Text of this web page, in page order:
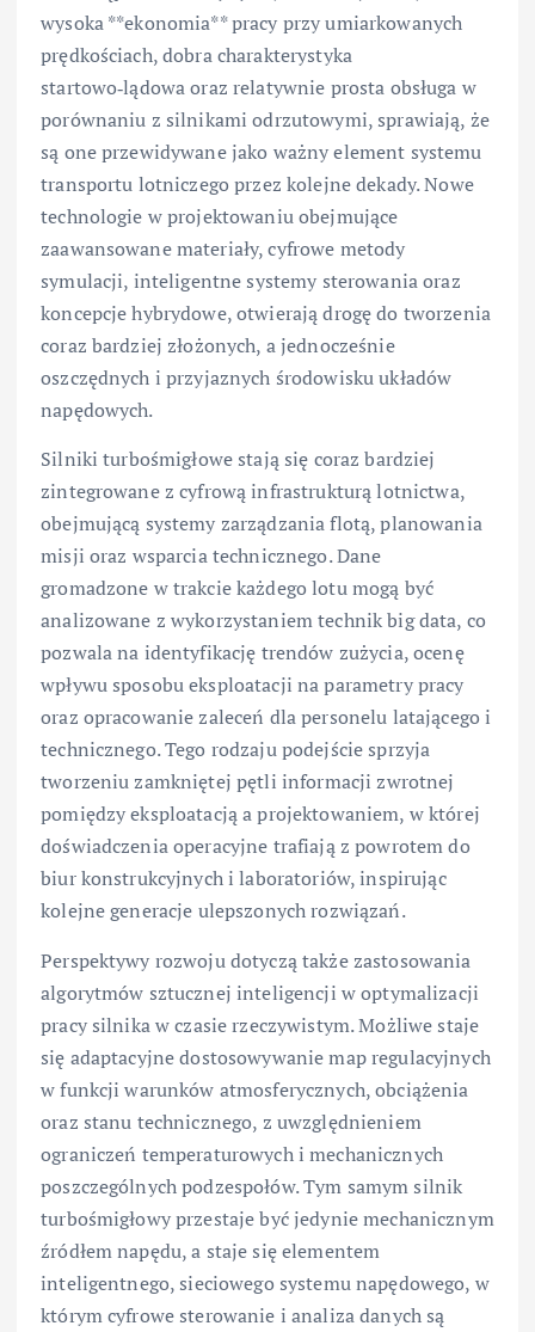
wysoka **ekonomia** pracy przy umiarkowanych
prędkościach, dobra charakterystyka
startowo‑lądowa oraz relatywnie prosta obsługa w
porównaniu z silnikami odrzutowymi, sprawiają, że
są one przewidywane jako ważny element systemu
transportu lotniczego przez kolejne dekady. Nowe
technologie w projektowaniu obejmujące
zaawansowane materiały, cyfrowe metody
symulacji, inteligentne systemy sterowania oraz
koncepcje hybrydowe, otwierają drogę do tworzenia
coraz bardziej złożonych, a jednocześnie
oszczędnych i przyjaznych środowisku układów
napędowych.
Silniki turbośmigłowe stają się coraz bardziej
zintegrowane z cyfrową infrastrukturą lotnictwa,
obejmującą systemy zarządzania flotą, planowania
misji oraz wsparcia technicznego. Dane
gromadzone w trakcie każdego lotu mogą być
analizowane z wykorzystaniem technik big data, co
pozwala na identyfikację trendów zużycia, ocenę
wpływu sposobu eksploatacji na parametry pracy
oraz opracowanie zaleceń dla personelu latającego i
technicznego. Tego rodzaju podejście sprzyja
tworzeniu zamkniętej pętli informacji zwrotnej
pomiędzy eksploatacją a projektowaniem, w której
doświadczenia operacyjne trafiają z powrotem do
biur konstrukcyjnych i laboratoriów, inspirując
kolejne generacje ulepszonych rozwiązań.
Perspektywy rozwoju dotyczą także zastosowania
algorytmów sztucznej inteligencji w optymalizacji
pracy silnika w czasie rzeczywistym. Możliwe staje
się adaptacyjne dostosowywanie map regulacyjnych
w funkcji warunków atmosferycznych, obciążenia
oraz stanu technicznego, z uwzględnieniem
ograniczeń temperaturowych i mechanicznych
poszczególnych podzespołów. Tym samym silnik
turbośmigłowy przestaje być jedynie mechanicznym
źródłem napędu, a staje się elementem
inteligentnego, sieciowego systemu napędowego, w
którym cyfrowe sterowanie i analiza danych są